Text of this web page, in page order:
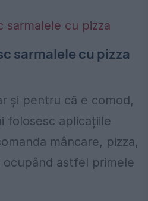
sarmalele cu pizza
și pentru că e comod,
folosesc aplicațiile
mâncare, pizza,
astfel primele